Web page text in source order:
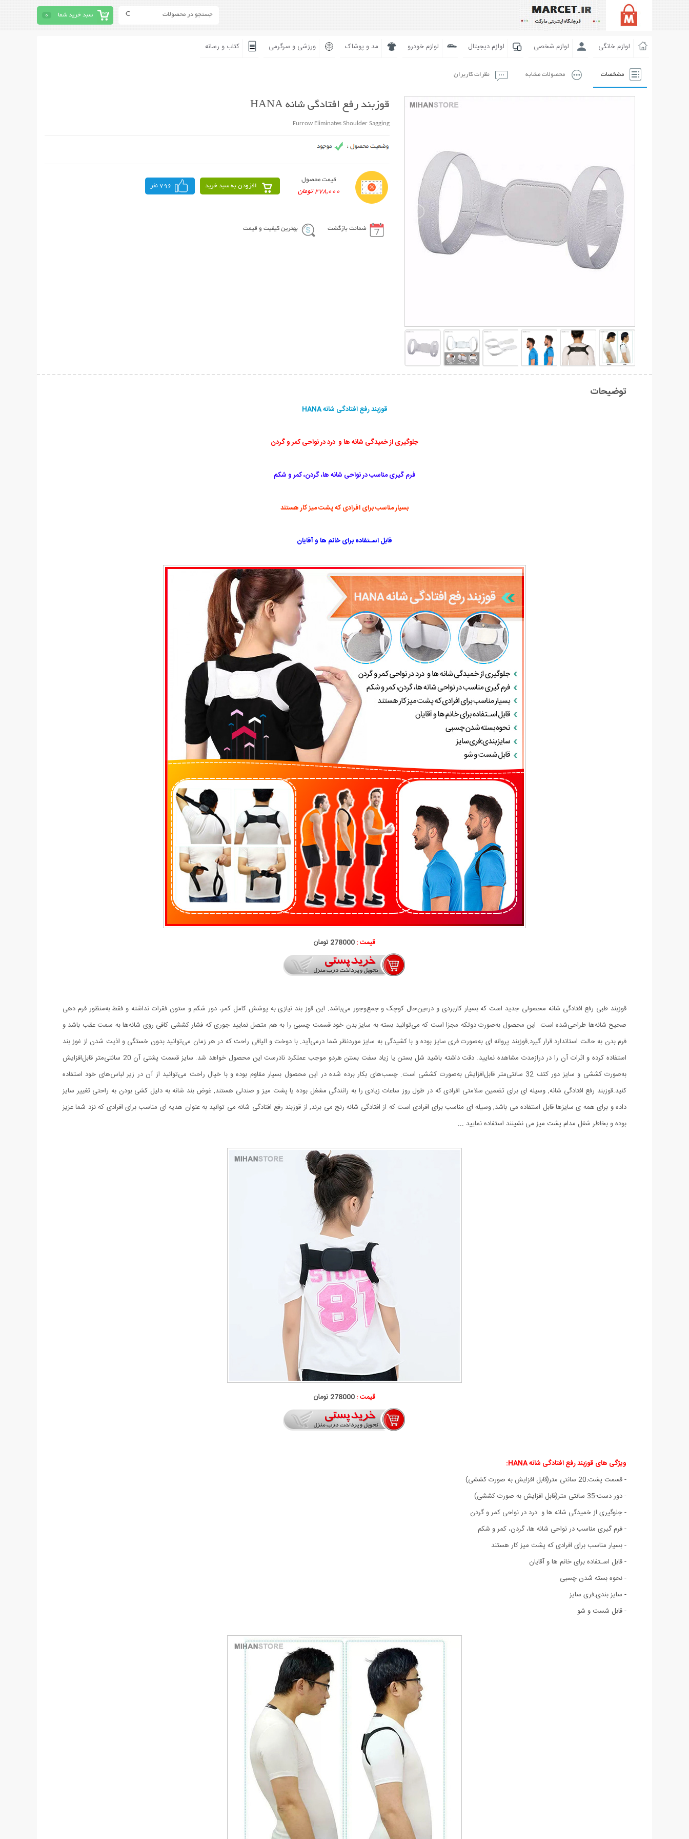
سبد خرید شما 0
لوازم خانگی لوازم شخصی لوازم دیجیتال لوازم خودرو مد و پوشاک ورزشی و سرگرمی کتاب و رسانه
مشخصات محصولات مشابه نظرات کاربران
قوزبند رفع افتادگی شانه HANA
Furrow Eliminates Shoulder Sagging
قیمت محصول
278,000 تومان
افزودن به سبد خرید 796 نفر
ضمانت بازگشت بهترین کیفیت و قیمت
توضیحات
قوزبند رفع افتادگی شانه HANA
جلوگیری از خمیدگی شانه ها و درد در نواحی کمر و گردن
فرم گیری مناسب در نواحی شانه ها، گردن، کمر و شکم
بسیار مناسب برای افرادی که پشت میز کار هستند
قابل اسـتفاده برای خانم ها و آقایان
قیمت :278000 تومان
قوزبند طبی رفع افتادگی شانه محصولی جدید است که بسیار کاربردی و درعین‌حال کوچک و جمع‌وجور می‌باشد. این قوز بند نیازی به پوشش کامل کمر، دور شکم و ستون فقرات نداشته و فقط به‌منظور فرم دهی
صحیح شانه‌ها طراحی‌شده است. این محصول به‌صورت دوتکه مجزا است که می‌توانید بسته به سایز بدن خود قسمت چسبی را به هم متصل نمایید جوری که فشار کششی کافی روی شانه‌ها به سمت عقب باشد و
فرم بدن به حالت استاندارد قرار گیرد.قوزبند پروانه ای به‌صورت فری سایز بوده و با کشیدگی به سایز موردنظر شما درمی‌آید. با دوخت و الیافی راحت که در هر زمان می‌توانید بدون خستگی و اذیت شدن از غوز بند
استفاده کرده و اثرات آن را در درازمدت مشاهده نمایید. دقت داشته باشید شل بستن یا زیاد سفت بستن هردو موجب عملکرد نادرست این محصول خواهد شد. سایز قسمت پشتی آن 20 سانتی‌متر قابل‌افزایش
به‌صورت کششی و سایز دور کتف 32 سانتی‌متر قابل‌افزایش به‌صورت کششی است. چسب‌های بکار برده شده در این محصول بسیار مقاوم بوده و با خیال راحت می‌توانید از آن در زیر لباس‌های خود استفاده
کنید.قوزبند رفع افتادگی شانه, وسیله ای برای تضمین سلامتی افرادی که در طول روز ساعات زیادی را به رانندگی مشغل بوده یا پشت میز و صندلی هستند, غوض بند شانه به دلیل کشی بودن به راحتی تغییر سایز
داده و برای همه ی سایزها قابل استفاده می باشد, وسیله ای مناسب برای افرادی است که از افتادگی شانه رنج می برند, از قوزبند رفع افتادگی شانه می توانید به عنوان هدیه ای مناسب برای افرادی که نزد شما عزیز
بوده و بخاطر شغل مدام پشت میز می نشینند استفاده نمایید ...
قیمت :278000 تومان
ویژگی های قوزبند رفع افتادگی شانه HANA:
- قسمت پشت:20 سانتی متر(قابل افزایش به صورت کششی)
- دور دست:35 سانتی متر(قابل افزایش به صورت کششی)
- جلوگیری از خمیدگی شانه ها و درد در نواحی کمر و گردن
- فرم گیری مناسب در نواحی شانه ها، گردن، کمر و شکم
- بسیار مناسب برای افرادی که پشت میز کار هستند
- قابل اسـتفاده برای خانم ها و آقایان
- نحوه بسته شدن چسبی
- سایز بندی:فری سایز
- قابل شست و شو